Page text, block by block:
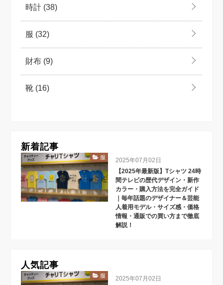
時計 (38)
服 (32)
財布 (9)
靴 (16)
新着記事
服
2025年07月02日
【2025年最新版】Tシャツ 24時
間テレビの歴代デザイン・新作
カラー・購入方法を完全ガイド
｜毎年話題のデザイナー＆芸能
人着用モデル・サイズ感・価格
情報・通販での買い方まで徹底
解説！
人気記事
服
2025年07月02日